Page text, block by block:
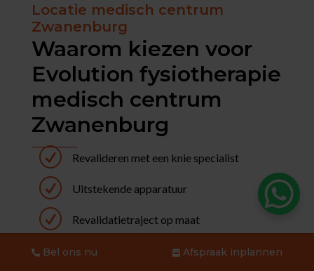
Locatie medisch centrum
Zwanenburg
Waarom kiezen voor
Evolution fysiotherapie
medisch centrum
Zwanenburg
R Revalideren met een knie specialist
R Uitstekende apparatuur
R Revalidatietraject op maat
R
Een groot deel kan na 6 maanden weer doen
Bel ons nu Afspraak inplannen